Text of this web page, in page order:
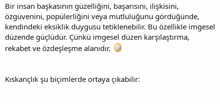
Bir insan başkasının güzelliğini, başarısını, ilişkisini,
özgüvenini, popülerliğini veya mutluluğunu gördüğünde,
kendindeki eksiklik duygusu tetiklenebilir. Bu özellikle imgesel
düzende güçlüdür. Çünkü imgesel düzen karşılaştırma,
rekabet ve özdeşleşme alanıdır.
Kıskançlık şu biçimlerde ortaya çıkabilir: